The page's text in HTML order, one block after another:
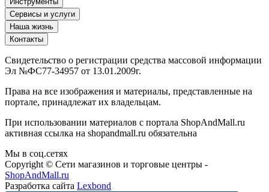
Сервисы и услуги
Наша жизнь
Контакты
Свидетельство о регистрации средства массовой информации
Эл №ФС77-34957 от 13.01.2009г.
Права на все изображения и материалы, представленные на
портале, принадлежат их владельцам.
При использовании материалов с портала ShopAndMall.ru
активная ссылка на shopandmall.ru обязательна
Мы в соц.сетях
Copyright © Сети магазинов и торговые центры -
ShopAndMall.ru
Разработка сайта Lexbond